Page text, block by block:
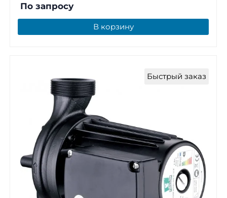
По запросу
В корзину
Быстрый заказ